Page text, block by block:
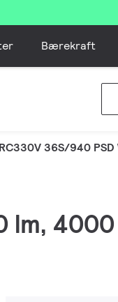
Bærekraft
RC330V 36S/940 PSD
4000